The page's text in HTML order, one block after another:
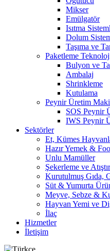
Mikser
Emülgatör
Isıtma
Dolum
Taşıma ve
Paketleme
Bulyon ve
Ambalaj
Shrinkleme
Kutulama
Peynir Üretim
SOS Peynir
IWS Peynir
Sektörler
Et, Kümes
Hazır Yemek &
Unlu Mamüller
Şekerleme ve
Kurutulmuş Gıda,
Süt & Yumurta
Meyve, Sebze &
Hayvan Yemi ve
İlaç
Hizmetler
İletişim